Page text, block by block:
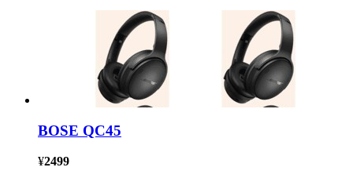
BOSE QC45
¥2499